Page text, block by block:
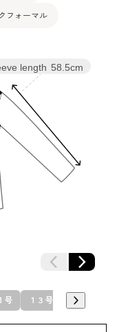
フォーマル
length 58.5cm
号 １３号 １５号